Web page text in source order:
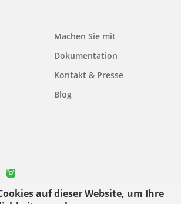
auf dieser Website, um Ihre
Machen Sie mit
Dokumentation
Kontakt & Presse
Blog